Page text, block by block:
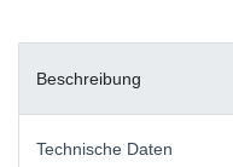
Beschreibung
Technische Daten